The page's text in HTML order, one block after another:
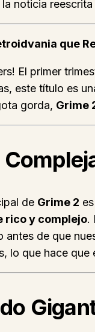
noticia
que
El primer
este título es
gorda, Grime
de Grime 2
rico y complejo.
antes de que
lo que hace que